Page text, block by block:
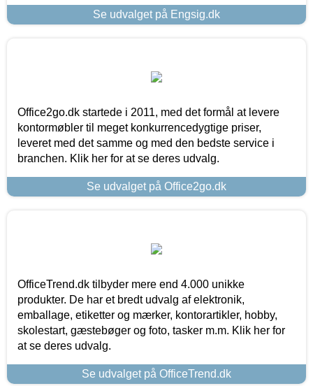
Se udvalget på Engsig.dk
Office2go.dk startede i 2011, med det formål at levere
kontormøbler til meget konkurrencedygtige priser,
leveret med det samme og med den bedste service i
branchen. Klik her for at se deres udvalg.
Se udvalget på Office2go.dk
OfficeTrend.dk tilbyder mere end 4.000 unikke
produkter. De har et bredt udvalg af elektronik,
emballage, etiketter og mærker, kontorartikler, hobby,
skolestart, gæstebøger og foto, tasker m.m. Klik her for
at se deres udvalg.
Se udvalget på OfficeTrend.dk